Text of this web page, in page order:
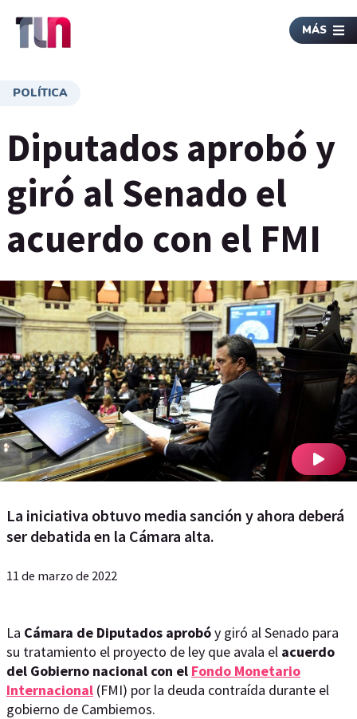
MÁS
POLÍTICA
Diputados aprobó y
giró al Senado el
acuerdo con el FMI
La iniciativa obtuvo media sanción y ahora deberá
ser debatida en la Cámara alta.
11 de marzo de 2022
La Cámara de Diputados aprobóy giró al Senado para
su tratamiento el proyecto de ley que avala el acuerdo
del Gobierno nacional con el Fondo Monetario
Internacional (FMI) por la deuda contraída durante el
gobierno de Cambiemos.